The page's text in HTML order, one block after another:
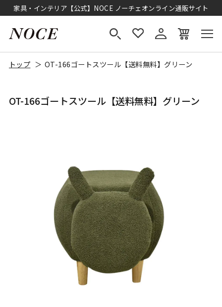
家具・インテリア【公式】NOCE ノーチェオンライン通販サイト
トップ OT-166ゴートスツール【送料無料】グリーン
OT-166ゴートスツール【送料無料】グリーン